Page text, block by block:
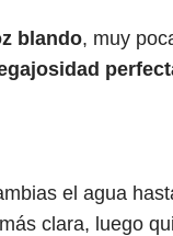
blando, muy
el agua
clara, luego